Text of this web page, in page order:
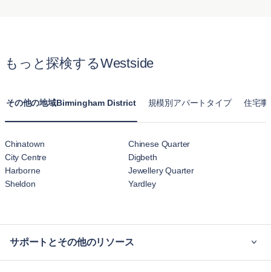
り、一時的なホテル宿泊以上に自宅のようにくつろげます。
もっと探検するWestside
その他の地域Birmingham District 規模別アパートタイプ 住宅事
Chinatown
Chinese Quarter
City Centre
Digbeth
Harborne
Jewellery Quarter
Sheldon
Yardley
サポートとその他のリソース